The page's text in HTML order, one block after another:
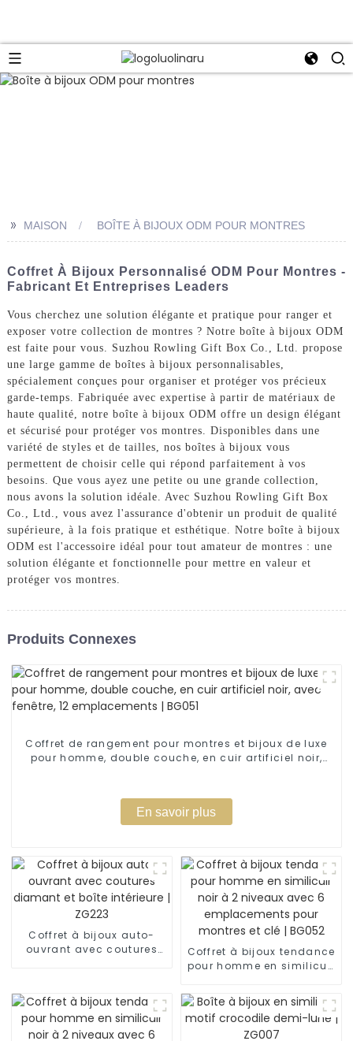
>> MAISON BOÎTE À BIJOUX ODM POUR MONTRES
Coffret À Bijoux Personnalisé ODM Pour Montres -
Fabricant Et Entreprises Leaders
Vous cherchez une solution élégante et pratique pour ranger et
exposer votre collection de montres ? Notre boîte à bijoux ODM
est faite pour vous. Suzhou Rowling Gift Box Co., Ltd. propose
une large gamme de boîtes à bijoux personnalisables,
spécialement conçues pour organiser et protéger vos précieux
garde-temps. Fabriquée avec expertise à partir de matériaux de
haute qualité, notre boîte à bijoux ODM offre un design élégant
et sécurisé pour protéger vos montres. Disponibles dans une
variété de styles et de tailles, nos boîtes à bijoux vous
permettent de choisir celle qui répond parfaitement à vos
besoins. Que vous ayez une petite ou une grande collection,
nous avons la solution idéale. Avec Suzhou Rowling Gift Box
Co., Ltd., vous avez l'assurance d'obtenir un produit de qualité
supérieure, à la fois pratique et esthétique. Notre boîte à bijoux
ODM est l'accessoire idéal pour tout amateur de montres : une
solution élégante et fonctionnelle pour mettre en valeur et
protéger vos montres.
Produits Connexes
Coffret de rangement pour montres et bijoux de luxe
pour homme, double couche, en cuir artificiel noir,
En savoir plus
Coffret à bijoux auto-
ouvrant avec coutures
Coffret à bijoux tendance
pour homme en similicuir
emplacements pour
montres et clé | BG052